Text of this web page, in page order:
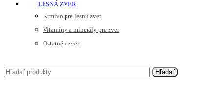
LESNÁ ZVER
Krmivo pre lesnú zver
Vitamíny a minerály pre zver
Ostatné / zver
Hľadať